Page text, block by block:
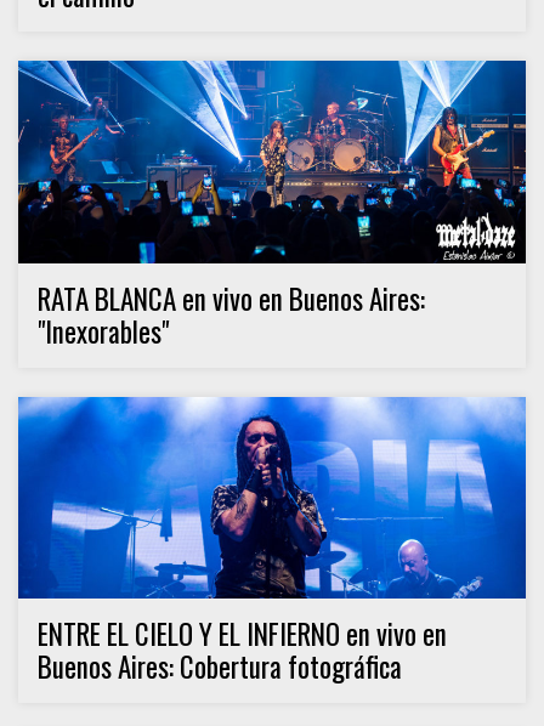
RATA BLANCA en vivo en Buenos Aires:
"Inexorables"
ENTRE EL CIELO Y EL INFIERNO en vivo en
Buenos Aires: Cobertura fotográfica